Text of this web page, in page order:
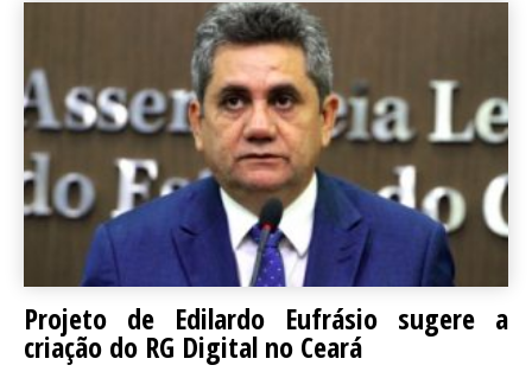
Projeto de Edilardo Eufrásio sugere a
criação do RG Digital no Ceará